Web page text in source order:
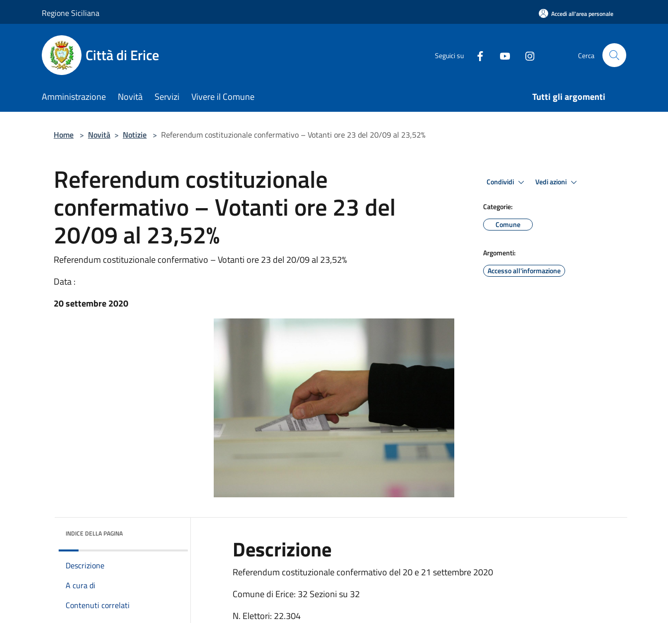
Regione Siciliana Accedi all'area personale
Città di Erice Seguici su Cerca
Amministrazione Novità Servizi Vivere il Comune Tutti gli argomenti
Home > Novità > Notizie > Referendum costituzionale confermativo – Votanti ore 23 del 20/09 al 23,52%
Referendum costituzionale
confermativo – Votanti ore 23 del
20/09 al 23,52%
Referendum costituzionale confermativo – Votanti ore 23 del 20/09 al 23,52%
Data :
20 settembre 2020
Condividi Vedi azioni
Categorie:
Comune
Argomenti:
Accesso all'informazione
INDICE DELLA PAGINA
Descrizione
A cura di
Contenuti correlati
Descrizione
Referendum costituzionale confermativo del 20 e 21 settembre 2020
Comune di Erice: 32 Sezioni su 32
N. Elettori: 22.304